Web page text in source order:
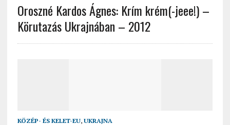
Oroszné Kardos Ágnes: Krím krém(-jeee!) –
Körutazás Ukrajnában – 2012
KÖZÉP- ÉS KELET-EU, UKRAJNA